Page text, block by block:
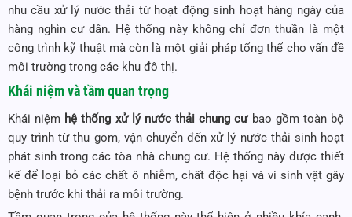
nhu cầu xử lý nước thải từ hoạt động sinh hoạt hàng ngày của
hàng nghìn cư dân. Hệ thống này không chỉ đơn thuần là một
công trình kỹ thuật mà còn là một giải pháp tổng thể cho vấn đề
môi trường trong các khu đô thị.
Khái niệm và tầm quan trọng
Khái niệm hệ thống xử lý nước thải chung cưbao gồm toàn bộ
quy trình từ thu gom, vận chuyển đến xử lý nước thải sinh hoạt
phát sinh trong các tòa nhà chung cư. Hệ thống này được thiết
kế để loại bỏ các chất ô nhiễm, chất độc hại và vi sinh vật gây
bệnh trước khi thải ra môi trường.